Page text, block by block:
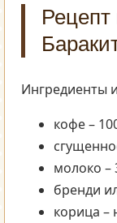
Рецепт
Ингредиенты
кофе –
молоко –
бренди
корица –